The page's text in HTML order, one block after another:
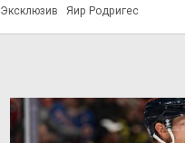
Эксклюзив Яир Родригес